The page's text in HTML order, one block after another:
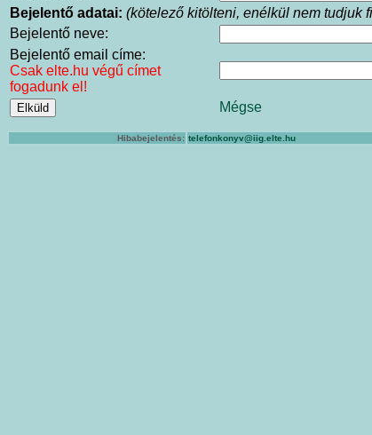
Bejelentő adatai: (kötelező kitölteni, enélkül nem tudjuk
Bejelentő neve:
Bejelentő email címe:
Csak elte.hu végű címet
fogadunk el!
Mégse
Hibabejelentés: telefonkonyv@iig.elte.hu